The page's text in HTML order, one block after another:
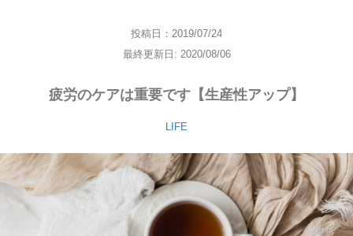
投稿日：2019/07/24
最終更新日: 2020/08/06
疲労のケアは重要です【生産性アップ】
LIFE